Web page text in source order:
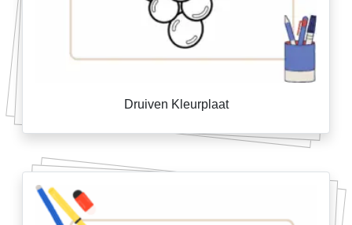
Druiven Kleurplaat